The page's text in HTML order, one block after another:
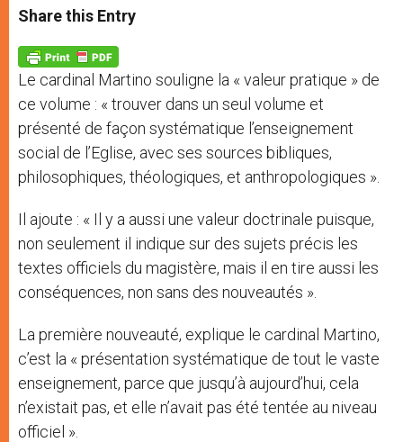
t
s
p
p
s
e
g
e
r
e
b
o
k
Share this Entry
Le cardinal Martino souligne la « valeur pratique » de
ce volume : « trouver dans un seul volume et
présenté de façon systématique l’enseignement
social de l’Eglise, avec ses sources bibliques,
philosophiques, théologiques, et anthropologiques ».
Il ajoute : « Il y a aussi une valeur doctrinale puisque,
non seulement il indique sur des sujets précis les
textes officiels du magistère, mais il en tire aussi les
conséquences, non sans des nouveautés ».
La première nouveauté, explique le cardinal Martino,
c’est la « présentation systématique de tout le vaste
enseignement, parce que jusqu’à aujourd’hui, cela
n’existait pas, et elle n’avait pas été tentée au niveau
officiel ».